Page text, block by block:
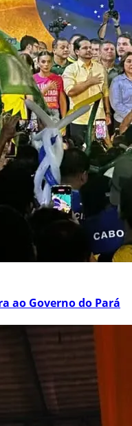
ao Governo do Pará